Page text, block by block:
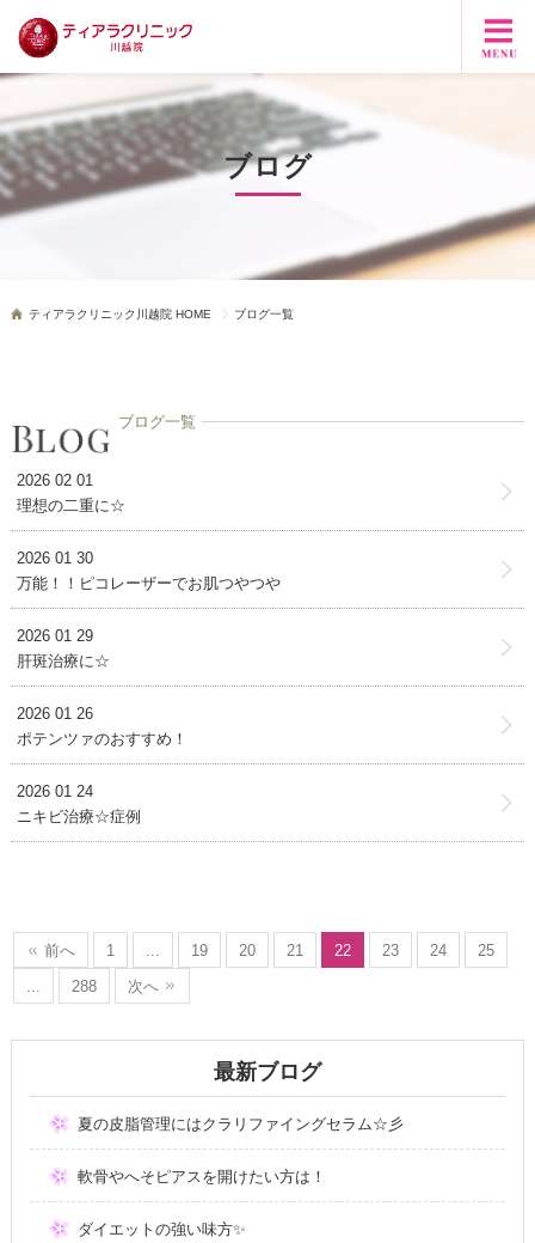
ブログ
ティアラクリニック川越院 HOME ブログ一覧
ブログ一覧
2026 02 01
理想の二重に☆
2026 01 30
万能！！ピコレーザーでお肌つやつや
2026 01 29
肝斑治療に☆
2026 01 26
ポテンツァのおすすめ！
2026 01 24
ニキビ治療☆症例
前へ 1 19 20 21 22 23 24
25
288 次へ
最新ブログ
夏の皮脂管理にはクラリファイングセラム☆彡
軟骨やへそピアスを開けたい方は！
ダイエットの強い味方✨